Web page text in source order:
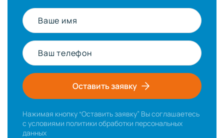
Ваше имя
Ваш телефон
Оставить заявку
Нажимая кнопку “Оставить заявку” Вы соглашаетесь
с условиями политики обработки персональных
данных